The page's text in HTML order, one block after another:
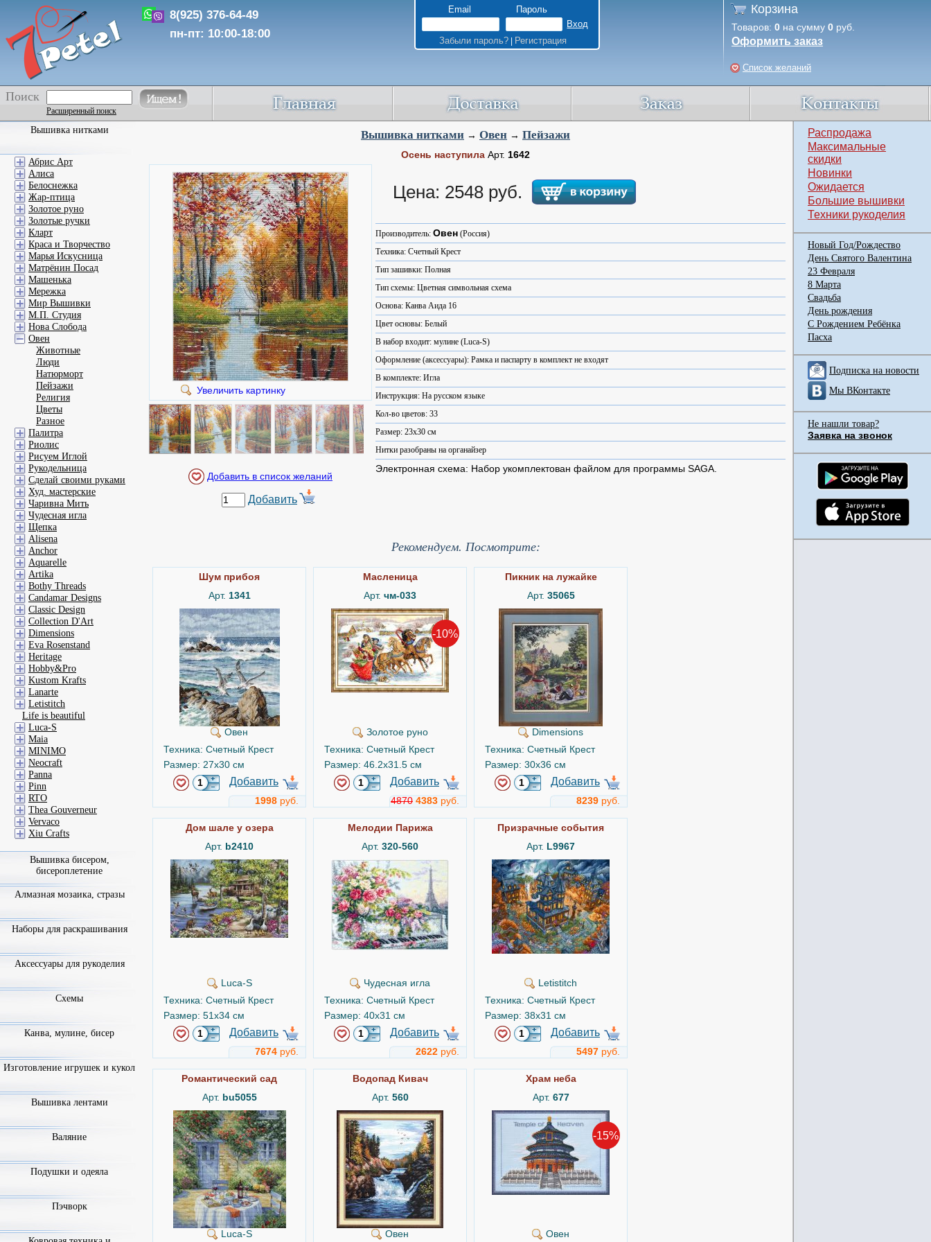
8(925) 376-64-49
пн-пт: 10:00-18:00
Email Пароль
Забыли пароль?| Регистрация
Корзина
Товаров: 0 на сумму 0 руб.
Оформить заказ
Список желаний
Поиск
Расширенный поиск
Вышивка нитками → Овен → Пейзажи
Осень наступила Арт. 1642
Увеличить картинку
Добавить
Цена: 2548 руб.
Производитель: Овен (Россия)
Техника: Счетный Крест
Тип зашивки: Полная
Тип схемы: Цветная символьная схема
Основа: Канва Аида 16
Цвет основы: Белый
В набор входит: мулине (Luca-S)
Оформление (аксессуары): Рамка и паспарту в комплект не входят
В комплекте: Игла
Инструкция: На русском языке
Кол-во цветов: 33
Размер: 23x30 см
Нитки разобраны на органайзер
Электронная схема: Набор укомплектован файлом для программы SAGA.
Рекомендуем. Посмотрите:
Шум прибоя
Арт. 1341
Овен
Техника: Счетный Крест
Размер: 27x30 см
Добавить
1998 руб.
Масленица
Арт. чм-033
-10%
Золотое руно
Техника: Счетный Крест
Размер: 46.2x31.5 см
Добавить
4870 4383 руб.
Пикник на лужайке
Арт. 35065
Dimensions
Техника: Счетный Крест
Размер: 30x36 см
Добавить
8239 руб.
Дом шале у озера
Арт. b2410
Luca-S
Техника: Счетный Крест
Размер: 51x34 см
Добавить
7674 руб.
Мелодии Парижа
Арт. 320-560
Чудесная игла
Техника: Счетный Крест
Размер: 40x31 см
Добавить
2622 руб.
Призрачные события
Арт. L9967
Letistitch
Техника: Счетный Крест
Размер: 38x31 см
Добавить
5497 руб.
Романтический сад
Арт. bu5055
Luca-S
Водопад Кивач
Арт. 560
Овен
Храм неба
Арт. 677
-15%
Овен
Вышивка нитками
Абрис Арт
Алиса
Белоснежка
Жар-птица
Золотое руно
Золотые ручки
Кларт
Краса и Творчество
Марья Искусница
Матрёнин Посад
Машенька
Мережка
Мир Вышивки
М.П. Студия
Нова Слобода
Овен
Животные
Люди
Натюрморт
Пейзажи
Религия
Цветы
Разное
Палитра
Риолис
Рисуем Иглой
Рукодельница
Сделай своими руками
Худ. мастерские
Чаривна Мить
Чудесная игла
Щепка
Alisena
Anchor
Aquarelle
Artika
Bothy Threads
Candamar Designs
Classic Design
Collection D'Art
Dimensions
Eva Rosenstand
Heritage
Hobby&Pro
Kustom Krafts
Lanarte
Letistitch
Life is beautiful
Luca-S
Maia
MINIMO
Neocraft
Panna
Pinn
RTO
Thea Gouverneur
Vervaco
Xiu Crafts
Вышивка бисером,
бисероплетение
Алмазная мозаика, стразы
Наборы для раскрашивания
Аксессуары для рукоделия
Схемы
Канва, мулине, бисер
Изготовление игрушек и кукол
Вышивка лентами
Валяние
Подушки и одеяла
Пэчворк
Распродажа
Максимальные
скидки
Новинки
Ожидается
Большие вышивки
Техники рукоделия
Новый Год/Рождество
День Святого Валентина
23 Февраля
8 Марта
Свадьба
День рождения
С Рождением Ребёнка
Пасха
Подписка на новости
Мы ВКонтакте
Не нашли товар?
Заявка на звонок